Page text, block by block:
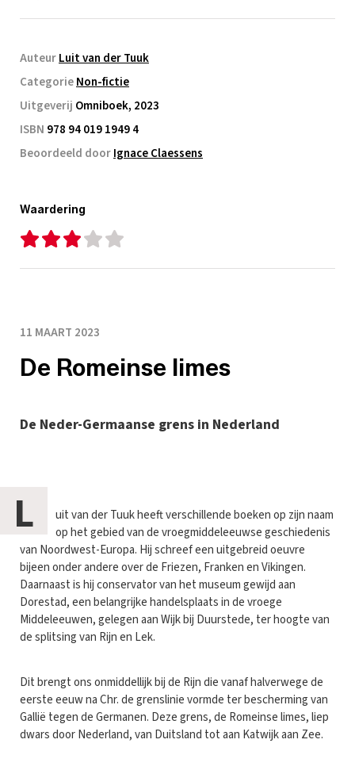
AuteurLuit van der Tuuk
CategorieNon-fictie
Uitgeverij Omniboek, 2023
ISBN 978 94 019 1949 4
Beoordeeld doorIgnace Claessens
Waardering
11 MAART 2023
De Romeinse limes
De Neder-Germaanse grens in Nederland
L
uit van der Tuuk heeft verschillende boeken op zijn naam
op het gebied van de vroegmiddeleeuwse geschiedenis
van Noordwest-Europa. Hij schreef een uitgebreid oeuvre
bijeen onder andere over de Friezen, Franken en Vikingen.
Daarnaast is hij conservator van het museum gewijd aan
Dorestad, een belangrijke handelsplaats in de vroege
Middeleeuwen, gelegen aan Wijk bij Duurstede, ter hoogte van
de splitsing van Rijn en Lek.
Dit brengt ons onmiddellijk bij de Rijn die vanaf halverwege de
eerste eeuw na Chr. de grenslinie vormde ter bescherming van
Gallië tegen de Germanen. Deze grens, de Romeinse limes, liep
dwars door Nederland, van Duitsland tot aan Katwijk aan Zee.